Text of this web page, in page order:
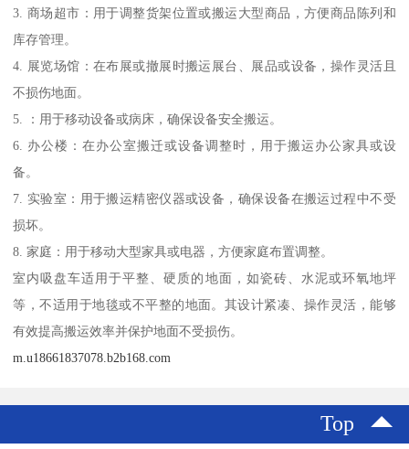
3. 商场超市：用于调整货架位置或搬运大型商品，方便商品陈列和
库存管理。
4. 展览场馆：在布展或撤展时搬运展台、展品或设备，操作灵活且
不损伤地面。
5. ：用于移动设备或病床，确保设备安全搬运。
6. 办公楼：在办公室搬迁或设备调整时，用于搬运办公家具或设
备。
7. 实验室：用于搬运精密仪器或设备，确保设备在搬运过程中不受
损坏。
8. 家庭：用于移动大型家具或电器，方便家庭布置调整。
室内吸盘车适用于平整、硬质的地面，如瓷砖、水泥或环氧地坪
等，不适用于地毯或不平整的地面。其设计紧凑、操作灵活，能够
有效提高搬运效率并保护地面不受损伤。
m.u18661837078.b2b168.com
Top